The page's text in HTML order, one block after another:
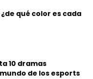
qué color es cada
10 dramas
de los esports